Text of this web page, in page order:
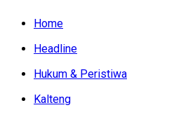
Home
Headline
Hukum & Peristiwa
Kalteng